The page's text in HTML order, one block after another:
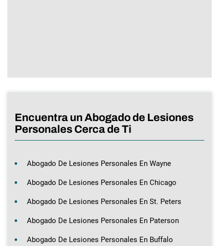
Encuentra un Abogado de Lesiones
Personales Cerca de Ti
Abogado De Lesiones Personales En Wayne
Abogado De Lesiones Personales En Chicago
Abogado De Lesiones Personales En St. Peters
Abogado De Lesiones Personales En Paterson
Abogado De Lesiones Personales En Buffalo